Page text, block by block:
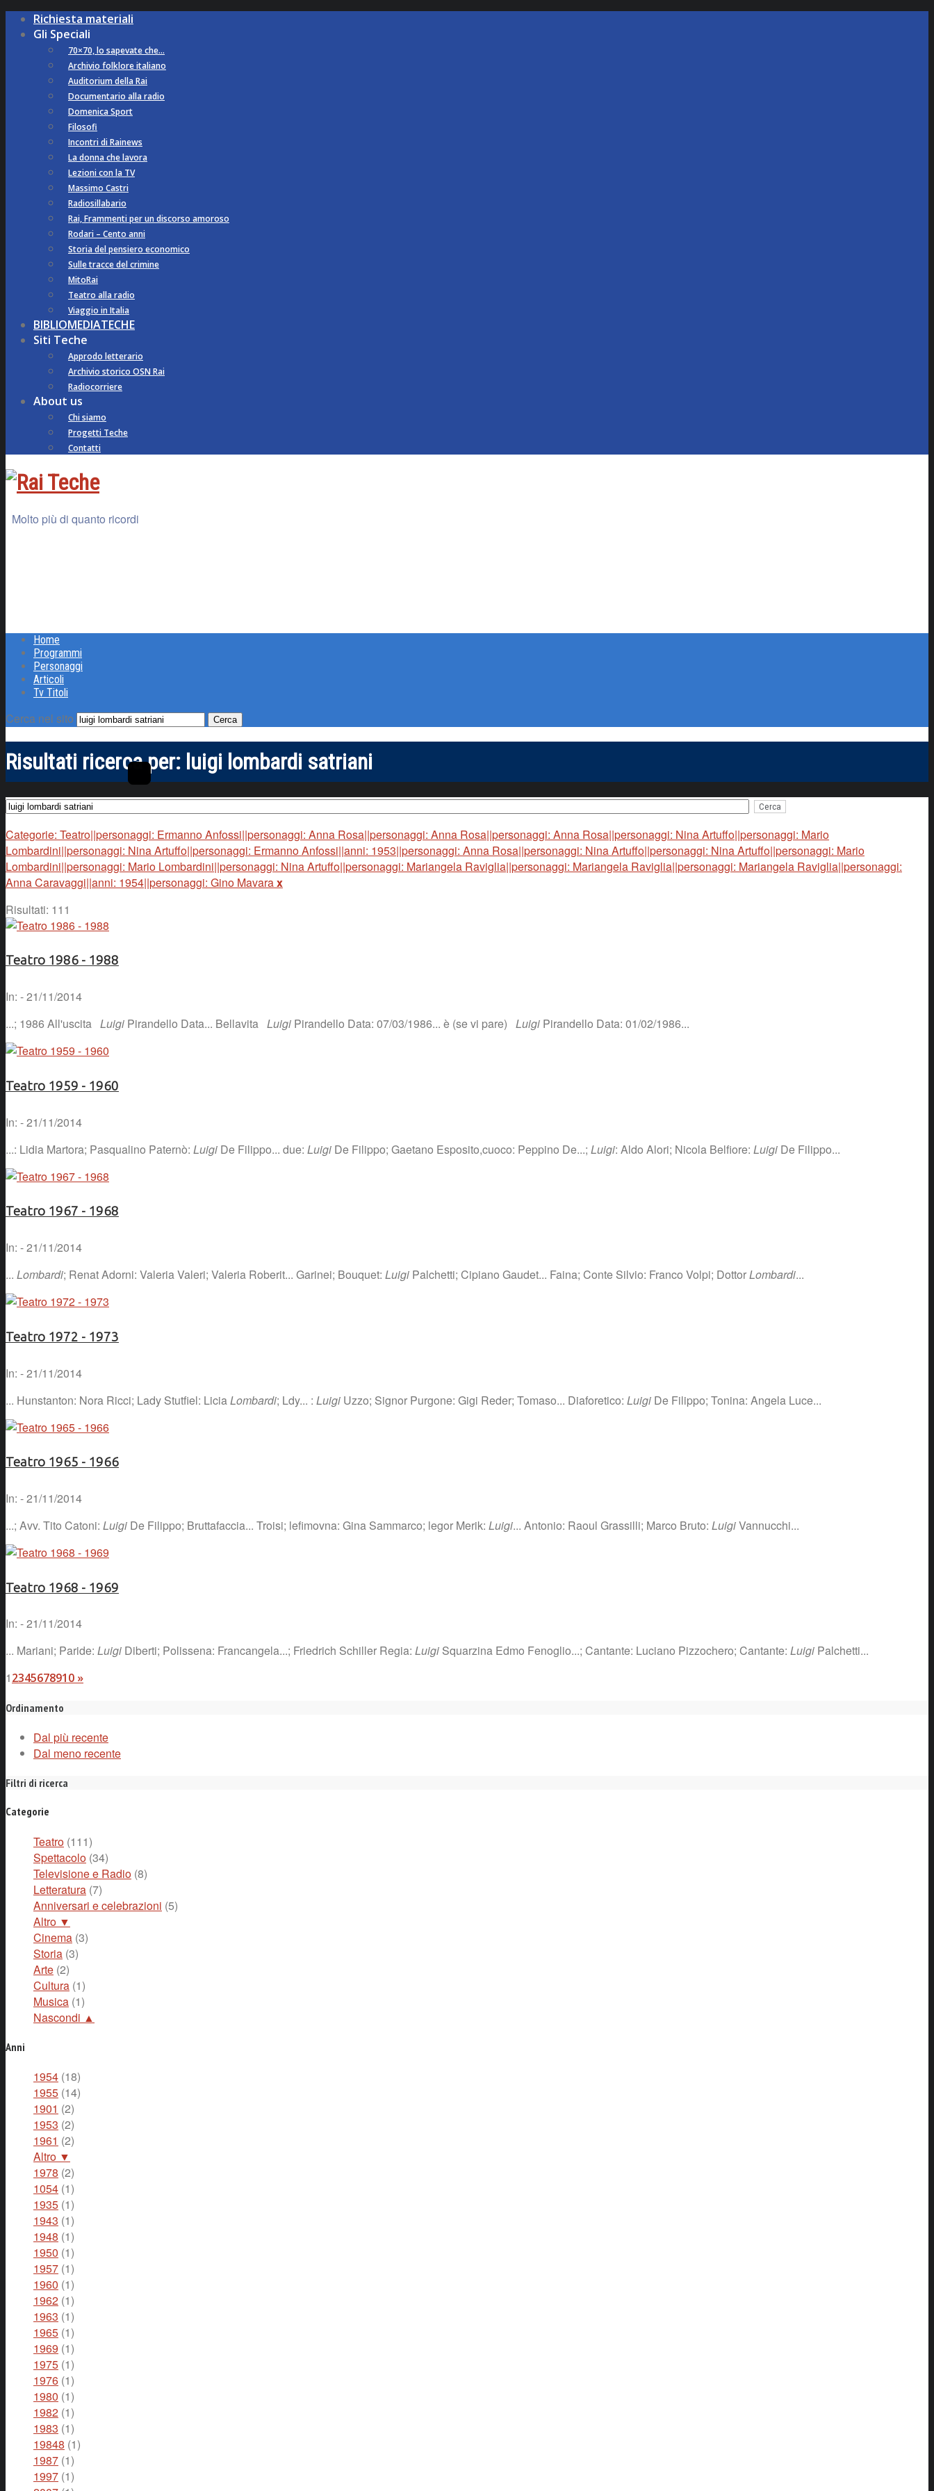
Richiesta materiali
Gli Speciali
70×70, lo sapevate che…
Archivio folklore italiano
Auditorium della Rai
Documentario alla radio
Domenica Sport
Filosofi
Incontri di Rainews
La donna che lavora
Lezioni con la TV
Massimo Castri
Radiosillabario
Rai, Frammenti per un discorso amoroso
Rodari – Cento anni
Storia del pensiero economico
Sulle tracce del crimine
MitoRai
Teatro alla radio
Viaggio in Italia
BIBLIOMEDIATECHE
Siti Teche
Approdo letterario
Archivio storico OSN Rai
Radiocorriere
About us
Chi siamo
Progetti Teche
Contatti
Molto più di quanto ricordi
Home
Programmi
Personaggi
Articoli
Tv Titoli
Cerca nel sito
Risultati ricerca per: luigi lombardi satriani
Categorie: Teatro||personaggi: Ermanno Anfossi||personaggi: Anna Rosa||personaggi: Anna Rosa||personaggi: Anna Rosa||personaggi: Nina Artuffo||personaggi: Mario
Lombardini||personaggi: Nina Artuffo||personaggi: Ermanno Anfossi||anni: 1953||personaggi: Anna Rosa||personaggi: Nina Artuffo||personaggi: Nina Artuffo||personaggi: Mario
Lombardini||personaggi: Mario Lombardini||personaggi: Nina Artuffo||personaggi: Mariangela Raviglia||personaggi: Mariangela Raviglia||personaggi: Mariangela Raviglia||personaggi:
Anna Caravaggi||anni: 1954||personaggi: Gino Mavarax
Risultati: 111
Teatro 1986 - 1988
In: - 21/11/2014
...; 1986 All'uscita Luigi Pirandello Data... Bellavita Luigi Pirandello Data: 07/03/1986... è (se vi pare) Luigi Pirandello Data: 01/02/1986...
Teatro 1959 - 1960
In: - 21/11/2014
...: Lidia Martora; Pasqualino Paternò: Luigi De Filippo... due: Luigi De Filippo; Gaetano Esposito,cuoco: Peppino De...; Luigi: Aldo Alori; Nicola Belfiore: Luigi De Filippo...
Teatro 1967 - 1968
In: - 21/11/2014
... Lombardi; Renat Adorni: Valeria Valeri; Valeria Roberit... Garinei; Bouquet: Luigi Palchetti; Cipiano Gaudet... Faina; Conte Silvio: Franco Volpi; DottorLombardi...
Teatro 1972 - 1973
In: - 21/11/2014
... Hunstanton: Nora Ricci; Lady Stutfiel: Licia Lombardi; Ldy... : Luigi Uzzo; Signor Purgone: Gigi Reder; Tomaso... Diaforetico: Luigi De Filippo; Tonina: Angela Luce...
Teatro 1965 - 1966
In: - 21/11/2014
...; Avv. Tito Catoni: Luigi De Filippo; Bruttafaccia... Troisi; lefimovna: Gina Sammarco; legor Merik: Luigi... Antonio: Raoul Grassilli; Marco Bruto: LuigiVannucchi...
Teatro 1968 - 1969
In: - 21/11/2014
... Mariani; Paride: Luigi Diberti; Polissena: Francangela...; Friedrich Schiller Regia: Luigi Squarzina Edmo Fenoglio...; Cantante: Luciano Pizzochero; Cantante: Luigi Palchetti...
12345678910 »
Ordinamento
Dal più recente
Dal meno recente
Filtri di ricerca
Categorie
Teatro (111)
Spettacolo (34)
Televisione e Radio (8)
Letteratura (7)
Anniversari e celebrazioni (5)
Altro ▼
Cinema (3)
Storia (3)
Arte (2)
Cultura (1)
Musica (1)
Nascondi ▲
Anni
1954 (18)
1955 (14)
1901 (2)
1953 (2)
1961 (2)
Altro ▼
1978 (2)
1054 (1)
1935 (1)
1943 (1)
1948 (1)
1950 (1)
1957 (1)
1960 (1)
1962 (1)
1963 (1)
1965 (1)
1969 (1)
1975 (1)
1976 (1)
1980 (1)
1982 (1)
1983 (1)
19848 (1)
1987 (1)
1997 (1)